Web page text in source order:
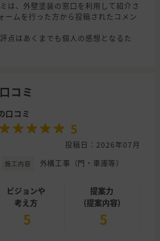
は、外壁塗装の窓口を利用して紹介さ
ームを行った方から投稿されたコメン
点はあくまでも個人の感想となるた
コミ
口コミ
5
投稿日：2026年07月
施工内容 外構工事（門・車庫等）
ビジョンや
考え方
5
提案力
(提案内容)
5